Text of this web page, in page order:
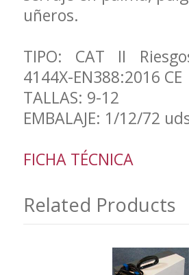
uñeros.
TIPO: CAT II
4144X-EN388:2016 CE
TALLAS: 9-12
EMBALAJE: 1/12/72
FICHA TÉCNICA
Related Products